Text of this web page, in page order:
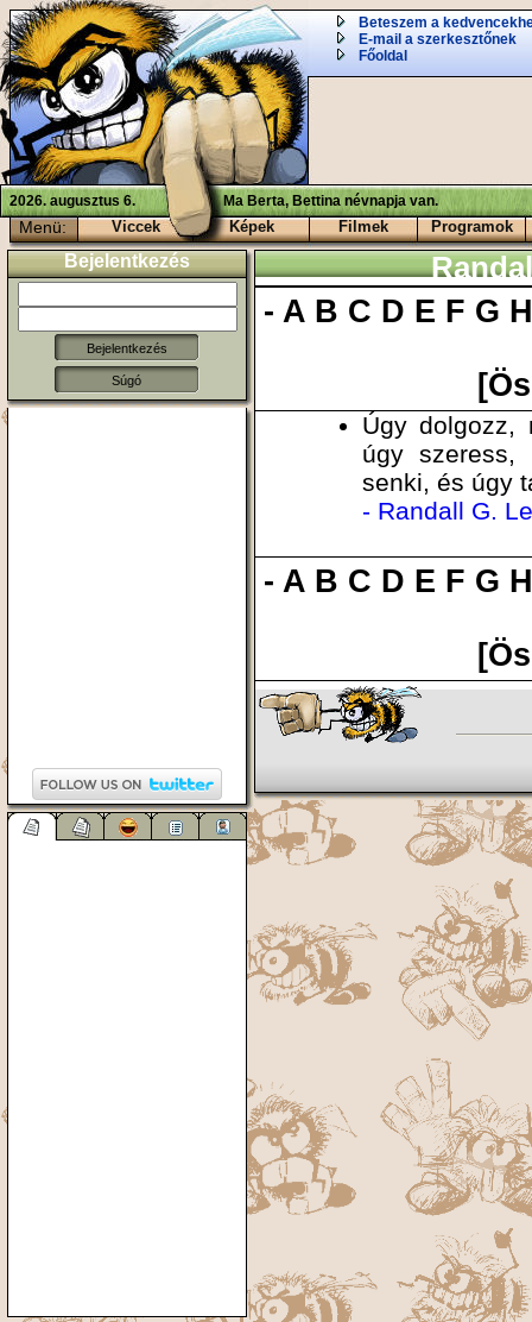
Beteszem a
E-mail a szerkesztőnek
Főoldal
2026. augusztus 6. Ma Berta, Bettina névnapja van.
Menü: Viccek Képek Filmek Programok
Bejelentkezés
Súgó
-A B C D E F G
Úgy dolgozz,
úgy szeress,
senki, és úgy
- Randall G.
-A B C D E F G